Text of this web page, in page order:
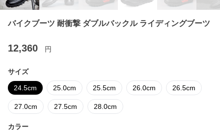
バイクブーツ 耐衝撃 ダブルバックル ライディングブーツ
12,360 円
サイズ
24.5cm 25.0cm 25.5cm 26.0cm 26.5cm
27.0cm 27.5cm 28.0cm
カラー